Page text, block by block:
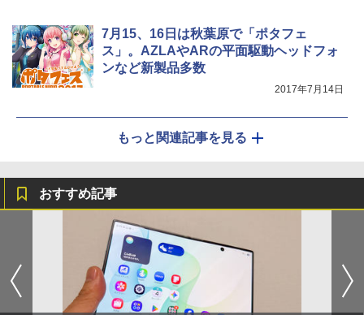
7月15、16日は秋葉原で「ポタフェ
ス」。AZLAやARの平面駆動ヘッドフォ
ンなど新製品多数
2017年7月14日
もっと関連記事を見る
おすすめ記事